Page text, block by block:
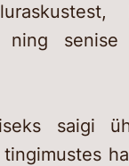
ning
saigi